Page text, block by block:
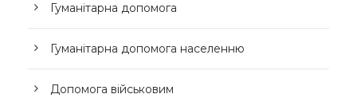
Гуманітарна допомога
Гуманітарна допомога населенню
Допомога військовим